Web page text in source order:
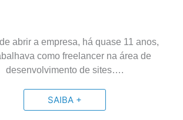
abrir a empresa, há quase 11 anos,
como freelancer na área de
desenvolvimento de sites….
SAIBA +